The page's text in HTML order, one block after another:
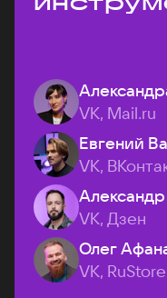
VK, Mail.ru
Евгений
VK,
Александр
VK, Дзен
Олег
VK, RuStore